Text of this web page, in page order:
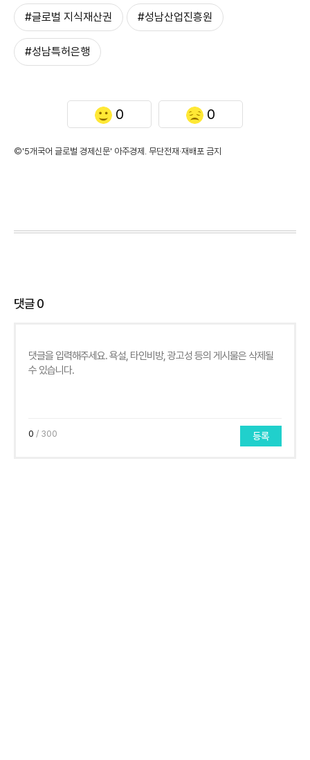
#글로벌 지식재산권 #성남산업진흥원
#성남특허은행
0 0
©'5개국어 글로벌 경제신문' 아주경제. 무단전재·재배포 금지
댓글0
0 / 300 등록